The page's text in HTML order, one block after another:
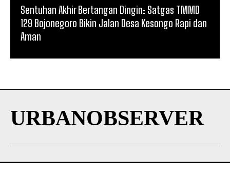
Sentuhan Akhir Bertangan Dingin: Satgas TMMD
129 Bojonegoro Bikin Jalan Desa Kesongo Rapi dan
Aman
URBANOBSERVER